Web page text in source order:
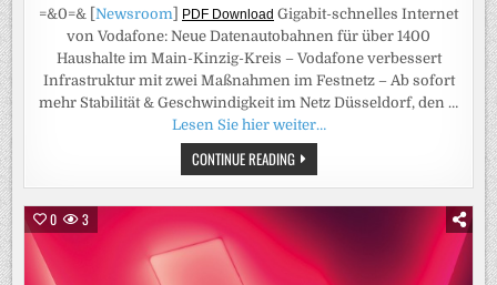
=&0=& [ Newsroom PDF Download Gigabit-schnelles Internet
von Vodafone: Neue Datenautobahnen für über 1400
Haushalte im Main-Kinzig-Kreis – Vodafone verbessert
Infrastruktur mit zwei Maßnahmen im Festnetz – Ab sofort
mehr Stabilität & Geschwindigkeit im Netz Düsseldorf, den …
Lesen Sie hier weiter…
CONTINUE READINGGIGABIT-
SCHNELLES
INTERNET
VODAFONE:
NEUE
DATENAUTOBAHNEN
FÜR
ÜBER
0 3